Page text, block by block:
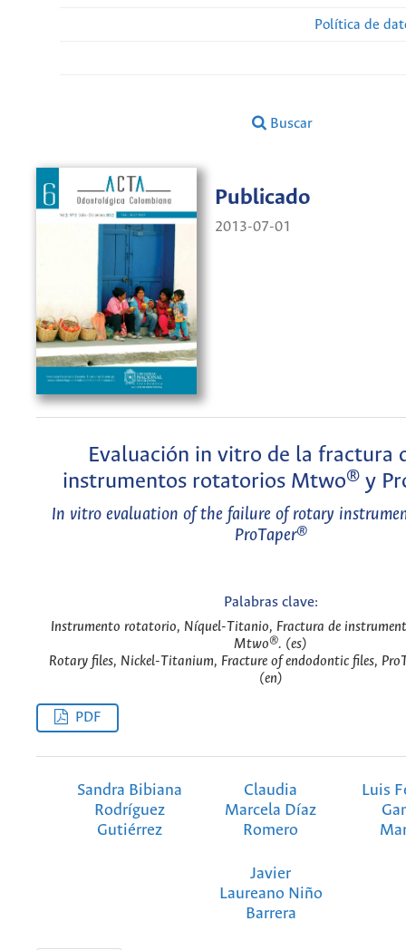
Política de
Buscar
Publicado
2013-07-01
Evaluación in vitro de la fractura
instrumentos rotatorios Mtwo® y
In vitro evaluation of the failure of rotary
ProTaper®
Palabras clave:
Instrumento rotatorio, Níquel-Titanio, Fractura de
Mtwo®. (es)
Rotary files, Nickel-Titanium, Fracture of endodontic files,
(en)
PDF
Sandra Bibiana
Rodríguez
Gutiérrez
Claudia
Marcela Díaz
Romero
Luis
Javier
Laureano Niño
Barrera